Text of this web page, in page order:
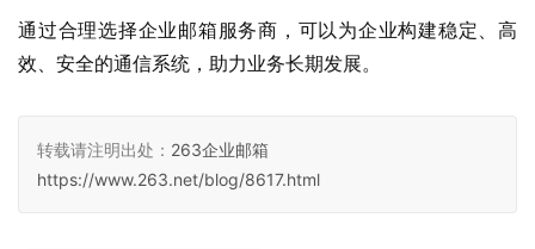
通过合理选择企业邮箱服务商，可以为企业构建稳定、高
效、安全的通信系统，助力业务长期发展。
转载请注明出处： 263企业邮箱
https://www.263.net/blog/8617.html